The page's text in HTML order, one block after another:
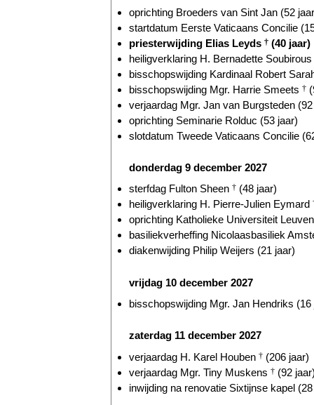
oprichting Broeders van Sint Jan (52
startdatum Eerste Vaticaans Concilie
priesterwijding Elias Leyds † (40 jaar)
heiligverklaring H. Bernadette Soubirous
bisschopswijding Kardinaal Robert
bisschopswijding Mgr. Harrie Smeets †
verjaardag Mgr. Jan van Burgsteden
oprichting Seminarie Rolduc (53 jaar)
slotdatum Tweede Vaticaans Concilie
donderdag 9 december 2027
sterfdag Fulton Sheen † (48 jaar)
heiligverklaring H. Pierre-Julien Eymard
oprichting Katholieke Universiteit
basiliekverheffing Nicolaasbasiliek
diakenwijding Philip Weijers (21 jaar)
vrijdag 10 december 2027
bisschopswijding Mgr. Jan Hendriks (16
zaterdag 11 december 2027
verjaardag H. Karel Houben † (206 jaar)
verjaardag Mgr. Tiny Muskens † (92
inwijding na renovatie Sixtijnse kapel